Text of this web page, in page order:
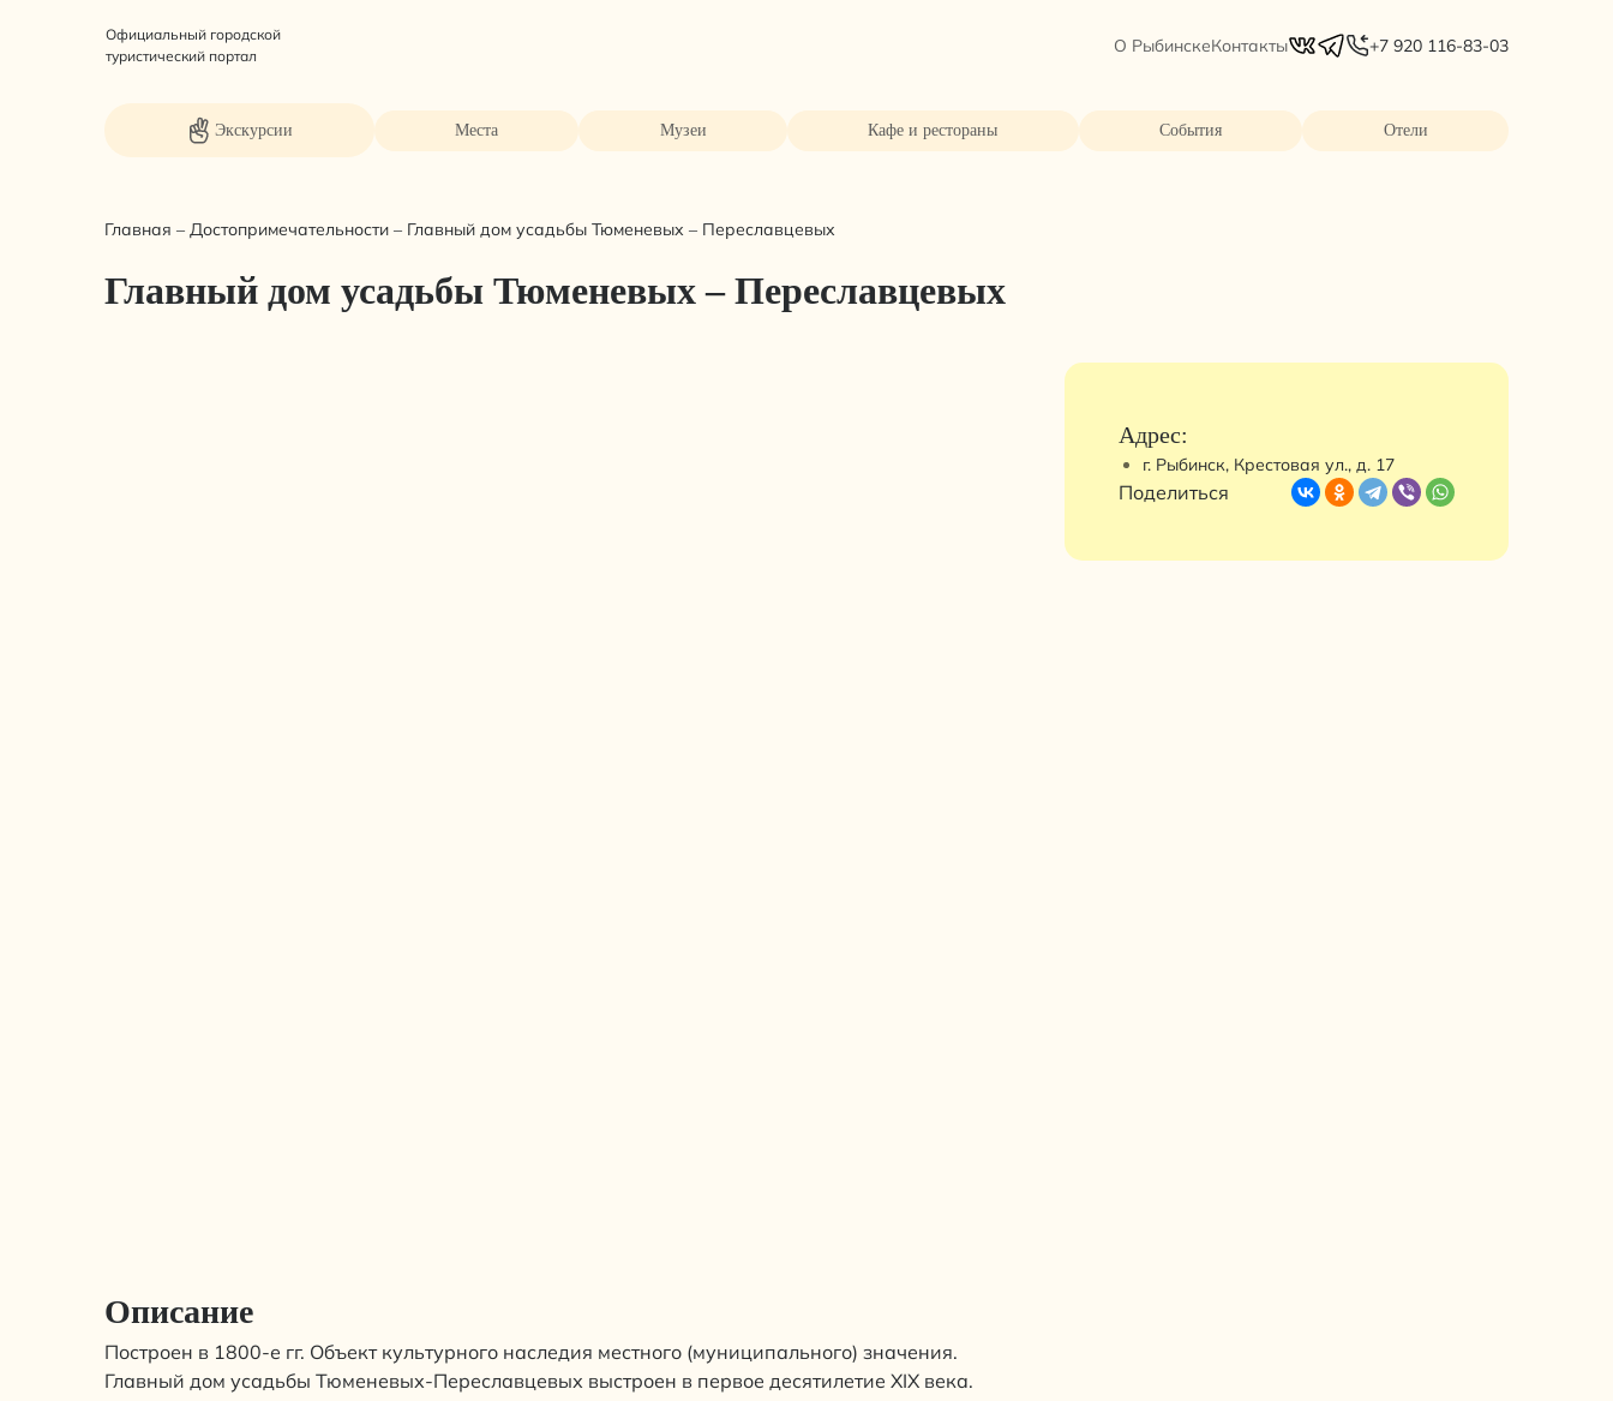
Официальный городской
туристический портал
О РыбинскеКонтакты +7 920 116-83-03
Экскурсии Места Музеи Кафе и рестораны События Отели
Главная – Достопримечательности – Главный дом усадьбы Тюменевых – Переславцевых
Главный дом усадьбы Тюменевых – Переславцевых
Описание
Построен в 1800-е гг. Объект культурного наследия местного (муниципального) значения.
Главный дом усадьбы Тюменевых-Переславцевых выстроен в первое десятилетие XIX века.
Адрес:
г. Рыбинск, Крестовая ул., д. 17
Поделиться